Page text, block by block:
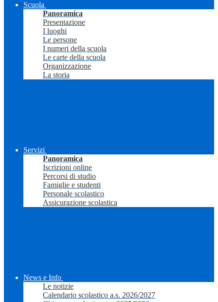
Scuola
Panoramica
Presentazione
I luoghi
Le persone
I numeri della scuola
Le carte della scuola
Organizzazione
La storia
Servizi
Panoramica
Iscrizioni online
Percorsi di studio
Famiglie e studenti
Personale scolastico
Assicurazione scolastica
News e Info
Le notizie
Calendario scolastico a.s. 2026/2027